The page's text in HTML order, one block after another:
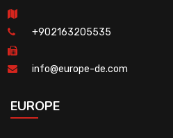
+902163205535
info@europe-de.com
EUROPE